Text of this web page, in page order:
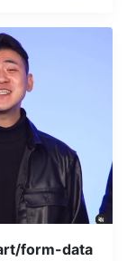
form-data